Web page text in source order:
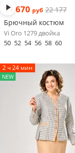
11 670 руб 22 177
Брючный костюм
Vi Oro 1279 двойка
50 52 54 56 58 60
2 ч 24 мин
NEW